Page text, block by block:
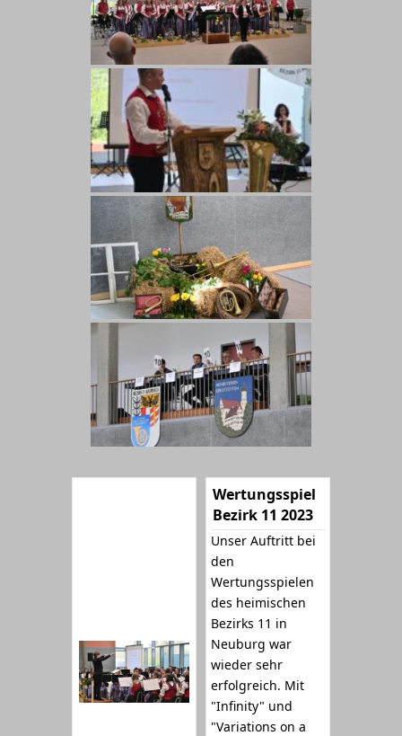
Wertungsspiel
Bezirk 11 2023
Unser Auftritt bei
den
Wertungsspielen
des heimischen
Bezirks 11 in
Neuburg war
wieder sehr
erfolgreich. Mit
"Infinity" und
"Variations on a